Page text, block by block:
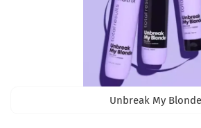
Unbreak My Blonde